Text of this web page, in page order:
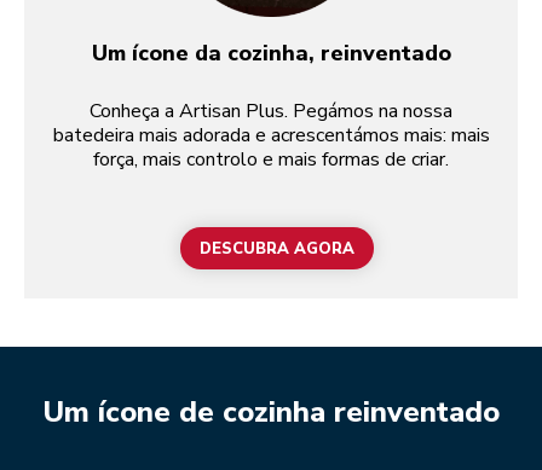
Um ícone da cozinha, reinventado
Conheça a Artisan Plus. Pegámos na nossa
batedeira mais adorada e acrescentámos mais: mais
força, mais controlo e mais formas de criar.
DESCUBRA AGORA
Um ícone de cozinha reinventado